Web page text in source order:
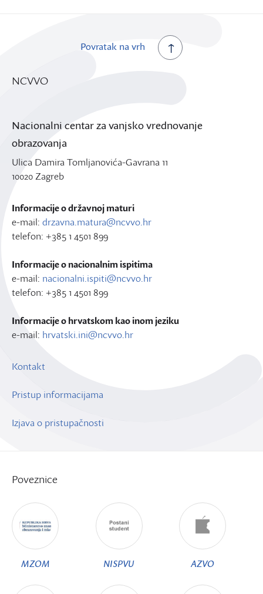
Povratak na vrh
NCVVO
Nacionalni centar za vanjsko vrednovanje
obrazovanja
Ulica Damira Tomljanovića-Gavrana 11
10020 Zagreb
Informacije o državnoj maturi
e-mail: drzavna.matura@ncvvo.hr
telefon: +385 1 4501 899
Informacije o nacionalnim ispitima
e-mail: nacionalni.ispiti@ncvvo.hr
telefon: +385 1 4501 899
Informacije o hrvatskom kao inom jeziku
e-mail: hrvatski.ini@ncvvo.hr
Kontakt
Pristup informacijama
Izjava o pristupačnosti
Poveznice
MZOM NISPVU AZVO